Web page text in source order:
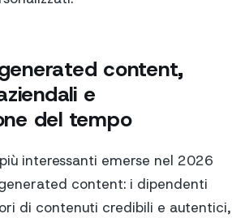
content,
e
del tempo
interessanti emerse nel 2026
content: i dipendenti
di contenuti credibili e autentici,